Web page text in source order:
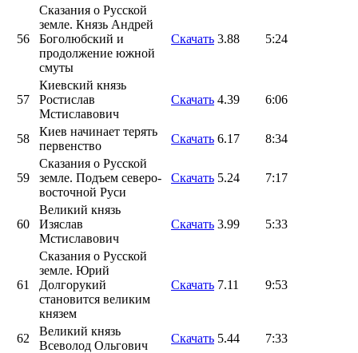
56
Сказания о Русской
земле. Князь Андрей
Боголюбский и
продолжение южной
смуты
Скачать 3.88 5:24
57
Киевский князь
Ростислав
Мстиславович
Скачать 4.39 6:06
58
Киев начинает терять
первенство
Скачать 6.17 8:34
59
Сказания о Русской
земле. Подъем северо-
восточной Руси
Скачать 5.24 7:17
60
Великий князь
Изяслав
Мстиславович
Скачать 3.99 5:33
61
Сказания о Русской
земле. Юрий
Долгорукий
становится великим
князем
Скачать 7.11 9:53
62
Великий князь
Всеволод Ольгович
Скачать 5.44 7:33